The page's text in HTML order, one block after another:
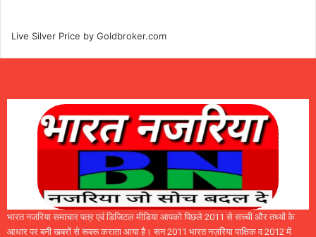
Live Silver Price by Goldbroker.com
भारत नजरिया समाचार पत्र एवं डिजिटल मीडिया आपको पिछले 2011 से सच्ची और तथ्यों के
आधार पर बनी खबरों से रूबरू कराता आया है। सन 2011 भारत नज़रिया पाक्षिक व 2012 में